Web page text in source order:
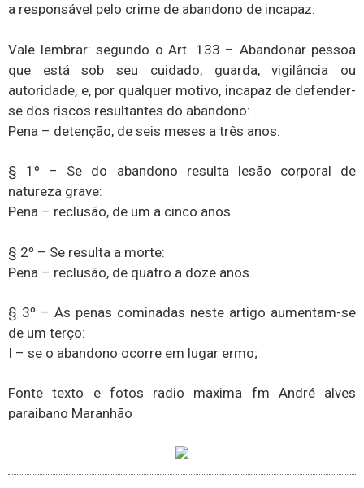
a responsável pelo crime de abandono de incapaz.
Vale lembrar: segundo o Art. 133 – Abandonar pessoa
que está sob seu cuidado, guarda, vigilância ou
autoridade, e, por qualquer motivo, incapaz de defender-
se dos riscos resultantes do abandono:
Pena – detenção, de seis meses a três anos.
§ 1º – Se do abandono resulta lesão corporal de
natureza grave:
Pena – reclusão, de um a cinco anos.
§ 2º – Se resulta a morte:
Pena – reclusão, de quatro a doze anos.
§ 3º – As penas cominadas neste artigo aumentam-se
de um terço:
I – se o abandono ocorre em lugar ermo;
Fonte texto e fotos radio maxima fm André alves
paraibano Maranhão